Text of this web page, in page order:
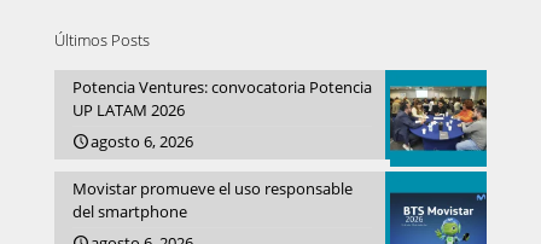
Últimos Posts
Potencia Ventures: convocatoria Potencia
UP LATAM 2026
agosto 6, 2026
Movistar promueve el uso responsable
del smartphone